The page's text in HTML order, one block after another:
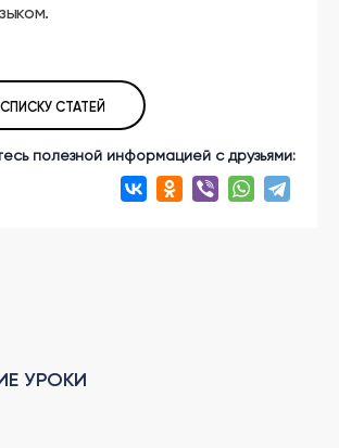
СТАТЕЙ
полезной информацией с друзьями:
УРОКИ